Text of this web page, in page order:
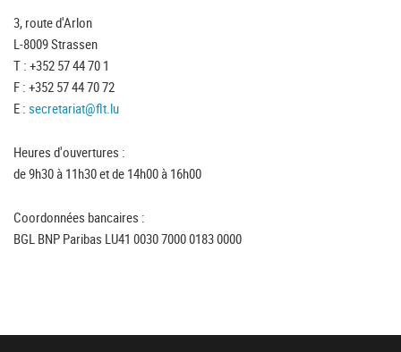
3, route d'Arlon
L-8009 Strassen
T : +352 57 44 70 1
F : +352 57 44 70 72
E : secretariat@flt.lu
Heures d'ouvertures :
de 9h30 à 11h30 et de 14h00 à 16h00
Coordonnées bancaires :
BGL BNP Paribas LU41 0030 7000 0183 0000